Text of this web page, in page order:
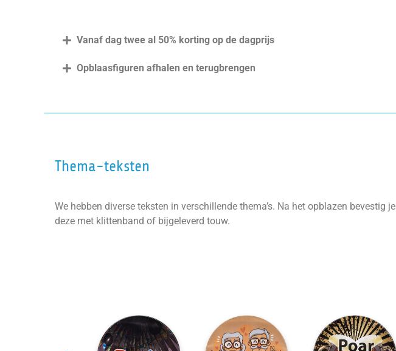
Vanaf dag twee al 50% korting op de dagprijs
Opblaasfiguren afhalen en terugbrengen
Thema-teksten
We hebben diverse teksten in verschillende thema’s. Na het opblazen bevestig je
deze met klittenband of bijgeleverd touw.